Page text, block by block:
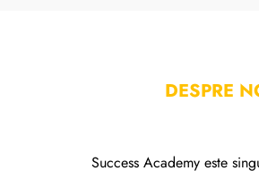
DESPRE
Success Academy este